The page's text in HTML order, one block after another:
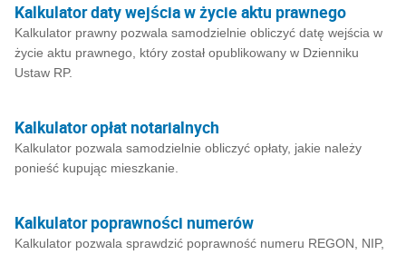
Kalkulator daty wejścia w życie aktu prawnego
Kalkulator prawny pozwala samodzielnie obliczyć datę wejścia w
życie aktu prawnego, który został opublikowany w Dzienniku
Ustaw RP.
Kalkulator opłat notarialnych
Kalkulator pozwala samodzielnie obliczyć opłaty, jakie należy
ponieść kupując mieszkanie.
Kalkulator poprawności numerów
Kalkulator pozwala sprawdzić poprawność numeru REGON, NIP,